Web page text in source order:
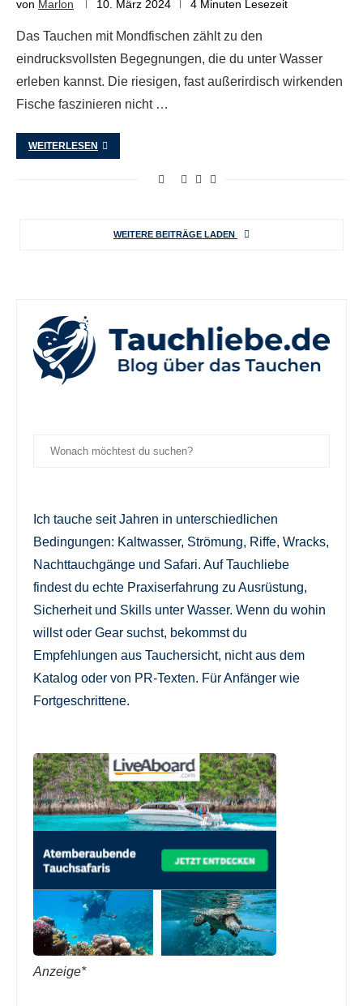
von Marlon 10. März 2024 4 Minuten Lesezeit
Das Tauchen mit Mondfischen zählt zu den
eindrucksvollsten Begegnungen, die du unter Wasser
erleben kannst. Die riesigen, fast außerirdisch wirkenden
Fische faszinieren nicht …
WEITERLESEN
WEITERE BEITRÄGE LADEN
Ich tauche seit Jahren in unterschiedlichen
Bedingungen: Kaltwasser, Strömung, Riffe, Wracks,
Nachttauchgänge und Safari. Auf Tauchliebe
findest du echte Praxiserfahrung zu Ausrüstung,
Sicherheit und Skills unter Wasser. Wenn du wohin
willst oder Gear suchst, bekommst du
Empfehlungen aus Tauchersicht, nicht aus dem
Katalog oder von PR-Texten. Für Anfänger wie
Fortgeschrittene.
Anzeige*